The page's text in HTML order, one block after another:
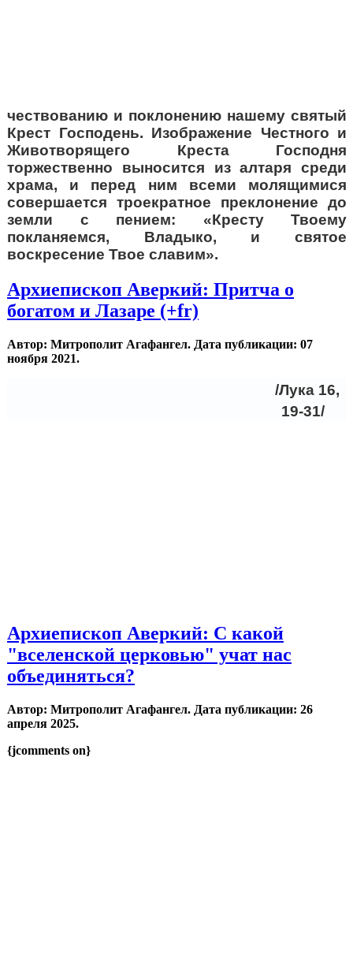
чествованию и поклонению нашему святый
Крест Господень. Изображение Честного и
Животворящего Креста Господня
торжественно выносится из алтаря среди
храма, и перед ним всеми молящимися
совершается троекратное преклонение до
земли с пением: «Кресту Твоему
покланяемся, Владыко, и святое
воскресение Твое славим».
Архиепископ Аверкий: Притча о
богатом и Лазаре (+fr)
Автор: Митрополит Агафангел. Дата публикации: 07
ноября 2021.
/Лука 16,
19-31/
Архиепископ Аверкий: С какой
"вселенской церковью" учат нас
объединяться?
Автор: Митрополит Агафангел. Дата публикации: 26
апреля 2025.
{jcomments on}